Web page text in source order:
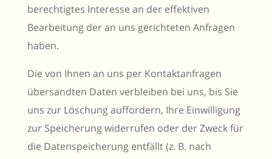
berechtigtes Interesse an der effektiven
Bearbeitung der an uns gerichteten Anfragen
haben.
Die von Ihnen an uns per Kontaktanfragen
übersandten Daten verbleiben bei uns, bis Sie
uns zur Löschung auffordern, Ihre Einwilligung
zur Speicherung widerrufen oder der Zweck für
die Datenspeicherung entfällt (z. B. nach